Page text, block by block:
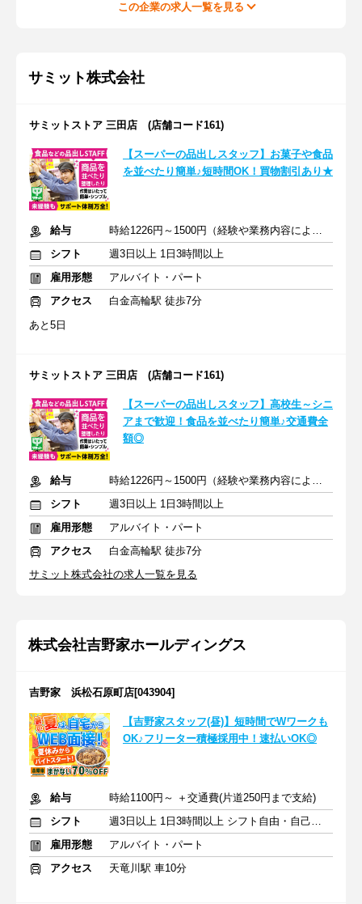
この企業の求人一覧を見る
サミット株式会社
サミットストア 三田店 (店舗コード161)
【スーパーの品出しスタッフ】お菓子や食品
を並べたり簡単♪短時間OK！買物割引あり★
給与
時給1226円～1500円（経験や業務内容による）+交通費全額
シフト
週3日以上 1日3時間以上
雇用形態
アルバイト・パート
アクセス
白金高輪駅 徒歩7分
あと5日
サミットストア 三田店 (店舗コード161)
【スーパーの品出しスタッフ】高校生～シニ
アまで歓迎！食品を並べたり簡単♪交通費全
額◎
給与
時給1226円～1500円（経験や業務内容による）+交通費全額
シフト
週3日以上 1日3時間以上
雇用形態
アルバイト・パート
アクセス
白金高輪駅 徒歩7分
サミット株式会社の求人一覧を見る
株式会社吉野家ホールディングス
吉野家 浜松石原町店[043904]
【吉野家スタッフ(昼)】短時間でWワークも
OK♪フリーター積極採用中！速払いOK◎
給与
時給1100円～ ＋交通費(片道250円まで支給)
シフト
週3日以上 1日3時間以上 シフト自由・自己申告
雇用形態
アルバイト・パート
アクセス
天竜川駅 車10分